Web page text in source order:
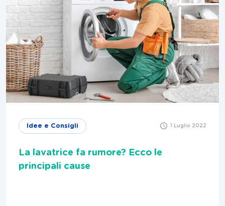
Idee e Consigli 1 Luglio 2022
La lavatrice fa rumore? Ecco le
principali cause